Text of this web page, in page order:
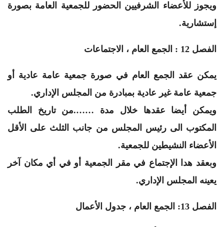
ويجوز للأعضاء الشرفيين الحضور للجمعية العامة بصورة
إستشارية.
الفصل 12 : الجمع العام ، الاجتماعات
يمكن عقد الجمع العام في صورة جمعية عامة عادية أو
جمعية عامة غير عادية بمبادرة من المجلس الإداري.
ويمكن أيضا عقدها خلال مدة …….من تاريخ الطلب
المكتوب الى رئيس المجلس من جانب الثلث على الأقل
الأعضاء النشيطين للجمعية.
وبعقد هدا الإجتماع في مقر الجمعية أو في أي مكان آخر
يعينه المجلس الإداري.
الفصل 13: الجمع العام ، جدول الأعمال